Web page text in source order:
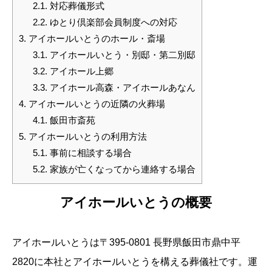
2.1. 対応葬儀形式
2.2. ゆとり倶楽部会員制度への対応
3. アイホールいとうのホール・斎場
3.1. アイホールいとう・別邸・第二別邸
3.2. アイホール上郷
3.3. アイホール高森・アイホールあなん
4. アイホールいとうの近隣の火葬場
4.1. 飯田市斎苑
5. アイホールいとうの利用方法
5.1. 事前に相談する場合
5.2. 家族が亡くなってから連絡する場合
アイホールいとうの概要
アイホールいとうは〒395-0801 長野県飯田市鼎中平
2820に本社とアイホールいとうを構える葬儀社です。運